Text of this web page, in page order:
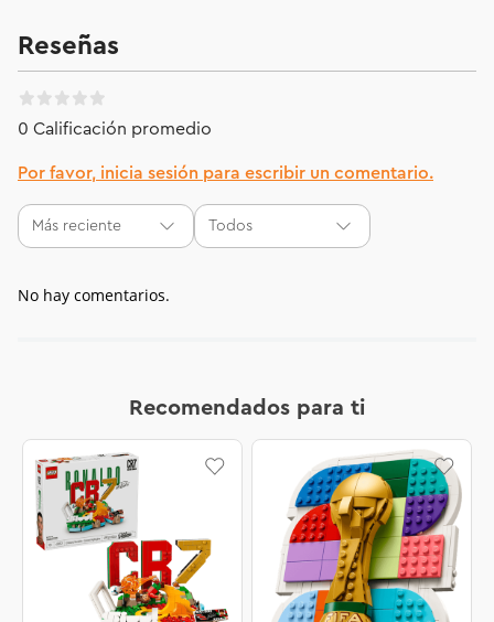
Reseñas
0 Calificación promedio
Por favor, inicia sesión para escribir un comentario.
Más reciente Todos
No hay comentarios.
Recomendados para ti